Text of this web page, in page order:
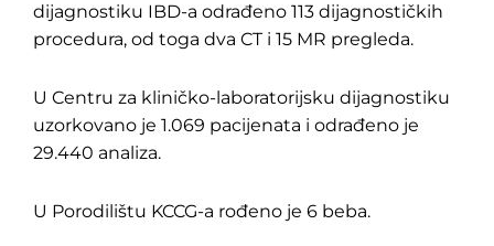
dijagnostiku IBD-a odrađeno 113 dijagnostičkih
procedura, od toga dva CT i 15 MR pregleda.
U Centru za kliničko-laboratorijsku dijagnostiku
uzorkovano je 1.069 pacijenata i odrađeno je
29.440 analiza.
U Porodilištu KCCG-a rođeno je 6 beba.